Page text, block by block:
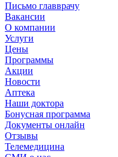
Письмо главврачу
Вакансии
О компании
Услуги
Цены
Программы
Акции
Новости
Аптека
Наши доктора
Бонусная программа
Документы онлайн
Отзывы
Телемедицина